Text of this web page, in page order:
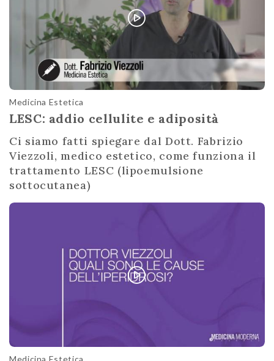
Medicina Estetica
LESC: addio cellulite e adiposità
Ci siamo fatti spiegare dal Dott. Fabrizio
Viezzoli, medico estetico, come funziona il
trattamento LESC (lipoemulsione
sottocutanea)
Medicina Estetica